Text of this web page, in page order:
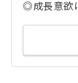
◎成長意欲